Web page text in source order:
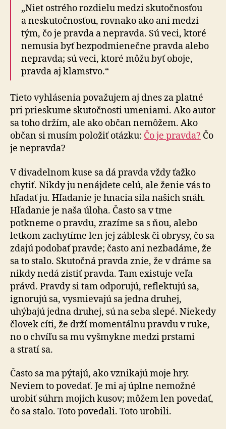
„Niet ostrého rozdielu medzi skutočnosťou
a ne­sku­toč­nos­ťou, rovnako ako ani medzi
tým, čo je pravda a ne­pravda. Sú veci, ktoré
nemusia byť bez­pod­mie­nečne pravda alebo
ne­pravda; sú veci, ktoré môžu byť oboje,
pravda aj klamstvo.“
Tieto vyhlásenia považujem aj dnes za platné
pri prieskume sku­toč­nosti umeniami. Ako autor
sa toho držím, ale ako občan nemôžem. Ako
občan si musím položiť otázku: Čo je pravda? Čo
je nepravda?
V divadelnom kuse sa dá pravda vždy ťažko
chytiť. Nikdy ju nenájdete celú, ale ženie vás to
hľadať ju. Hľadanie je hnacia sila našich snáh.
Hľadanie je naša úloha. Často sa v tme
potkneme o pravdu, zrazíme sa s ňou, alebo
letkom zachytíme len jej záblesk či obrysy, čo sa
zdajú podobať pravde; často ani nezbadáme, že
sa to stalo. Skutočná pravda znie, že v dráme sa
nikdy nedá zistiť pravda. Tam existuje veľa
právd. Pravdy si tam odporujú, reflektujú sa,
ignorujú sa, vysmievajú sa jedna druhej,
uhýbajú jedna druhej, sú na seba slepé. Niekedy
človek cíti, že drží mo­men­tál­nu pravdu v ruke,
no o chvíľu sa mu vyšmykne medzi prstami
a stratí sa.
Často sa ma pýtajú, ako vznikajú moje hry.
Neviem to povedať. Je mi aj úplne nemožné
urobiť súhrn mojich kusov; môžem len povedať,
čo sa stalo. Toto povedali. Toto urobili.